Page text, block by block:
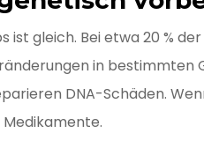
ist gleich. Bei etwa 20 %
in bestimmten
DNA-Schäden.